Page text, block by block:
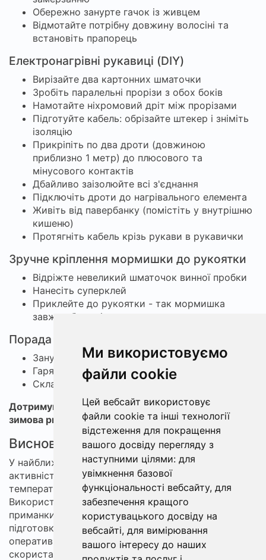
Ми використовуємо
файли cookie
Цей вебсайт використовує
файли cookie та інші технології
відстеження для покращення
вашого досвіду перегляду з
наступними цілями: для
увімкнення базової
функціональності вебсайту, для
забезпечення кращого
користувацького досвіду на
вебсайті, для вимірювання
вашого інтересу до наших
Обережно занурте гачок із живцем
Відмотайте потрібну довжину волосіні та
встановіть прапорець
Електронагрівні рукавиці (DIY)
Вирізайте два картонних шматочки
Зробіть паралельні прорізи з обох боків
Намотайте ніхромовий дріт між прорізами
Підготуйте кабель: обрізайте штекер і зніміть
ізоляцію
Прикріпіть по два дроти (довжиною
приблизно 1 метр) до плюсового та
мінусового контактів
Дбайливо заізолюйте всі з'єднання
Підключіть дроти до нагрівального елемента
Живіть від павербанку (помістіть у внутрішню
кишеню)
Протягніть кабель крізь рукави в рукавички
Зручне кріплення мормишки до рукоятки
Відріжте невеликий шматочок винної пробки
Нанесіть суперклей
Приклейте до рукоятки - так мормишка
завжди буде під рукою
Порада щодо складання бура
Занурте бур у лунку на кілька хвилин
Гаряча вода розтопить замерзлий механізм
Складання буде легким і безпроблемним
Дотримуйтесь техніки безпеки та цих порад - і
зимова риболовля стане комфортною та успішною!
Висновки
У найближчі сім днів у Києві прогнозується
активність різних видів риб при помірних
температурах і частих легких дощах.
Використовуйтепрогноз кльову, щоб підбирати
приманки і місця ловлі, не забувайте про правильну
підготовку спорядження. Для обміну досвідом та
оперативної допомоги при риболовлі
скористайтеся
чатом для рибалки . Бажаємо